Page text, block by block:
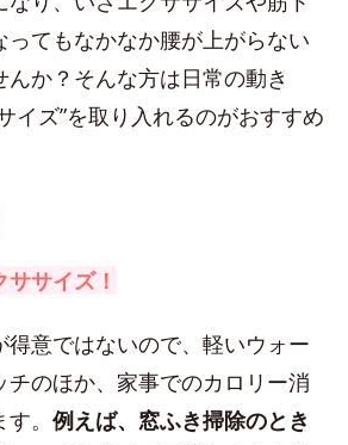
ってもなかなか腰が上がらない
んか？そんな方は日常の動き
イズ”を取り入れるのがおすすめ
サイズ！
得意ではないので、軽いウォー
チのほか、家事でのカロリー消
。 例えば、窓ふき掃除のとき